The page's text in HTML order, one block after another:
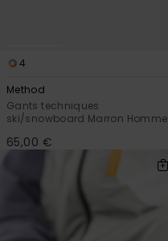
4
Method
Gants techniques
ski/snowboard Marron Homme
65,00 €